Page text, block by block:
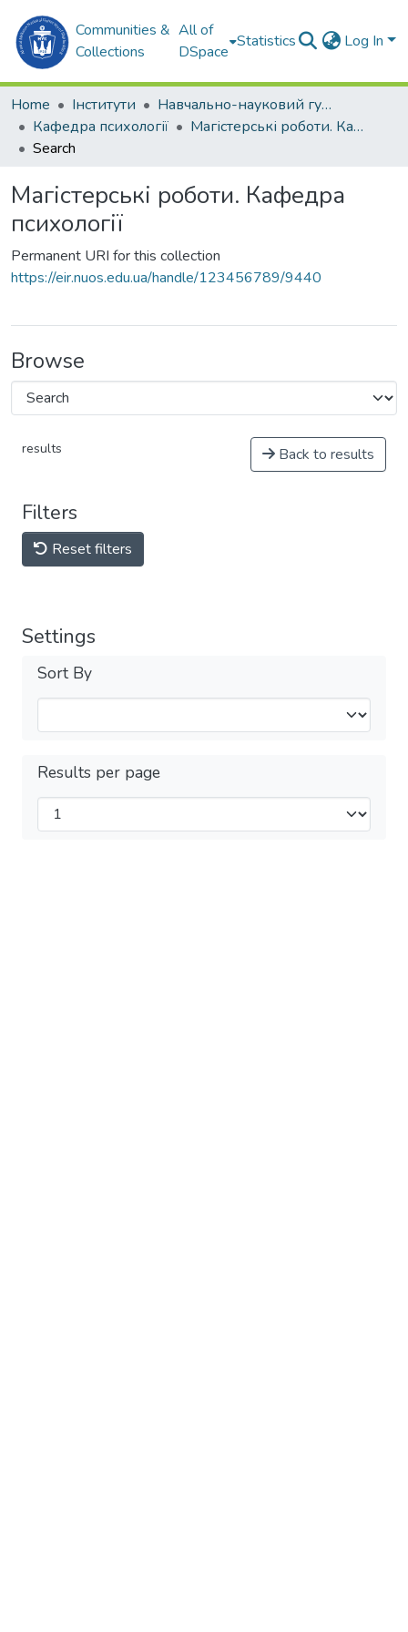
Communities &
Collections
All of
DSpace
Statistics Log In
Home Інститути
Навчально-науковий гуманітарний інститут (ННГІ)
Кафедра психології
Магістерські роботи. Кафедра психології
Search
Магістерські роботи. Кафедра
психології
Permanent URI for this collection
https://eir.nuos.edu.ua/handle/123456789/9440
Browse
results Back to results
Filters
Reset filters
Settings
Sort By
Results per page